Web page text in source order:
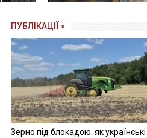
ПУБЛІКАЦІЇ »
Зерно під блокадою: як українські